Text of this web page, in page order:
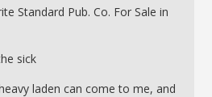
Standard Pub. Co. For Sale in
sick
laden can come to me, and